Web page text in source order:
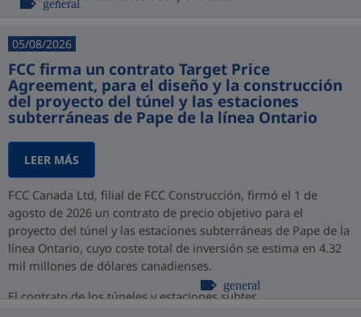
05/08/2026
FCC firma un contrato Target Price
Agreement, para el diseño y la construcción
del proyecto del túnel y las estaciones
subterráneas de Pape de la línea Ontario
LEER MÁS
FCC Canada Ltd, filial de FCC Construcción, firmó el 1 de
agosto de 2026 un contrato de precio objetivo para el
proyecto del túnel y las estaciones subterráneas de Pape de la
línea Ontario, cuyo coste total de inversión se estima en 4.32
mil millones de dólares canadienses.
El contrato de los túneles y estaciones subter...
general